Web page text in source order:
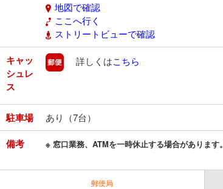
地図で確認
ここへ行く
ストリートビューで確認
キャッ
シュレ
ス
郵便
詳しくはこちら
駐車場 あり（7台）
備考 ※ 窓口業務、ATMを一時休止する場合があります。
郵便局